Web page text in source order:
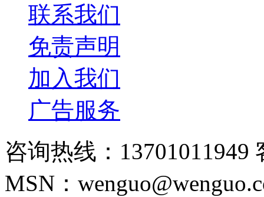
联系我们
免责声明
加入我们
广告服务
咨询热线：13701011949
MSN：